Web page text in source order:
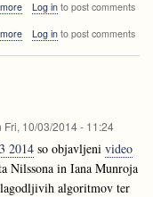
about
Žnidar
Log into post comments
about
KPOV
Log into post comments
Fri, 10/03/2014 - 11:24
2014 so objavljeni video
Nilssona in Iana Munroja
algoritmov ter